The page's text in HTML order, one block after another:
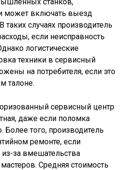
может включать выезд
таких случаях производитель
если неисправность
логистические
техники в сервисный
на потребителя, если это
талоне.
сервисный центр
даже если поломка
Более того, производитель
ремонте, если
за вмешательства
Средняя стоимость